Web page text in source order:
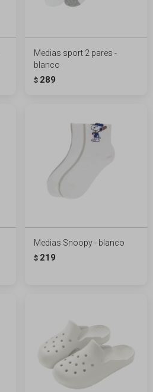
Medias sport 2 pares -
blanco
$ 289
Medias Snoopy - blanco
$ 219